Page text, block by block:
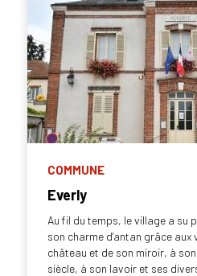
COMMUNE
Everly
Au fil du temps, le village a su
son charme d'antan grâce aux
château et de son miroir, à
siècle, à son lavoir et ses